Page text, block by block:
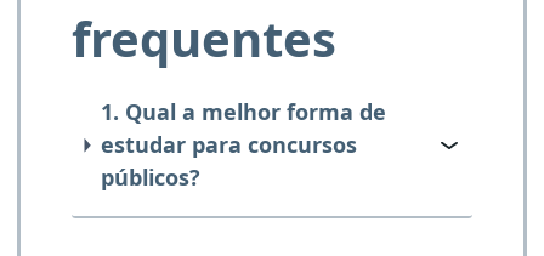
frequentes
1. Qual a melhor forma de
estudar para concursos
públicos?